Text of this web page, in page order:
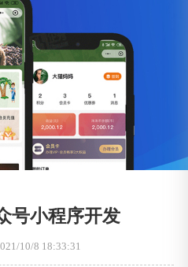
号小程序开发
10/8 18:33:31